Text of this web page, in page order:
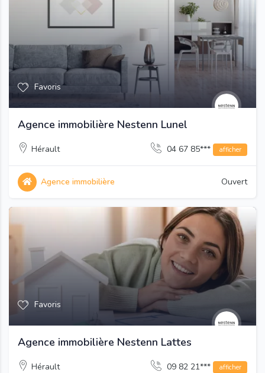
Favoris
Agence immobilière Nestenn Lunel
Hérault 04 67 85*** afficher
Agence immobilière Ouvert
Favoris
Agence immobilière Nestenn Lattes
Hérault 09 82 21*** afficher